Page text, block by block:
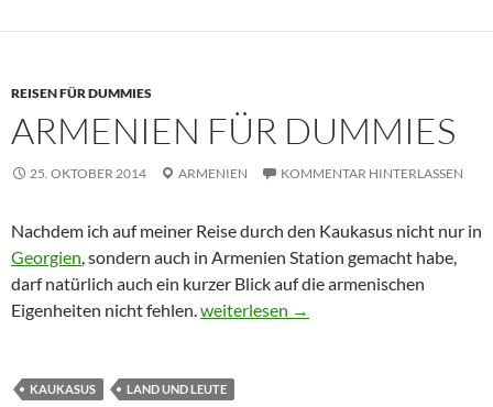
REISEN FÜR DUMMIES
ARMENIEN FÜR DUMMIES
25. OKTOBER 2014 ARMENIEN KOMMENTAR HINTERLASSEN
Nachdem ich auf meiner Reise durch den Kaukasus nicht nur in
Georgien, sondern auch in Armenien Station gemacht habe,
darf natürlich auch ein kurzer Blick auf die armenischen
Eigenheiten nicht fehlen.Armenien für Dummies
weiterlesen →
KAUKASUS LAND UND LEUTE